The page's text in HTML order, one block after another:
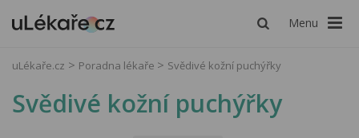
Menu
uLékaře.cz Poradna lékaře Svědivé kožní puchýřky
Svědivé kožní puchýřky